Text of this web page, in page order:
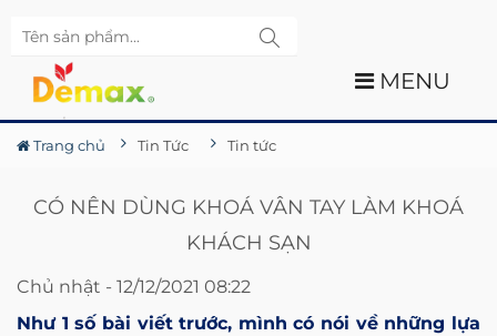
MENU
Trang chủ Tin Tức Tin tức
CÓ NÊN DÙNG KHOÁ VÂN TAY LÀM KHOÁ
KHÁCH SẠN
Chủ nhật - 12/12/2021 08:22
Như 1 số bài viết trước, mình có nói về những lựa